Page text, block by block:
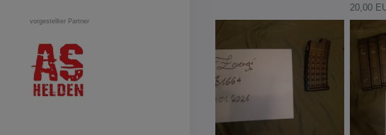
vorgestellter Partner
20,00